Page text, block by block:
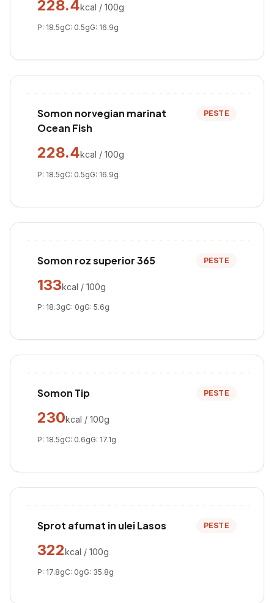
228.4kcal / 100g
P: 18.5gC: 0.5gG: 16.9g
Somon norvegian marinat
Ocean Fish
PESTE
228.4kcal / 100g
P: 18.5gC: 0.5gG: 16.9g
Somon roz superior 365 PESTE
133kcal / 100g
P: 18.3gC: 0gG: 5.6g
Somon Tip PESTE
230kcal / 100g
P: 18.5gC: 0.6gG: 17.1g
Sprot afumat in ulei Lasos PESTE
322kcal / 100g
P: 17.8gC: 0gG: 35.8g